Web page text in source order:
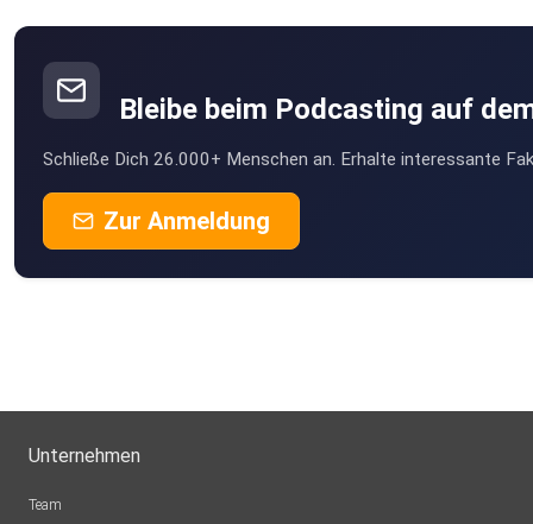
Bleibe beim Podcasting auf
Schließe Dich 26.000+ Menschen an. Erhalte interessante
Zur Anmeldung
Unternehmen
Team